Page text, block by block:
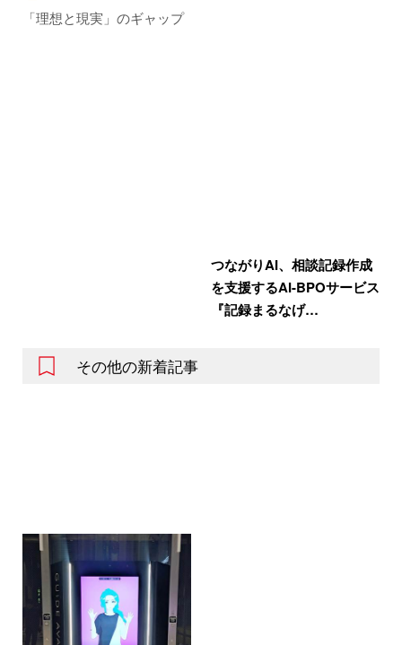
「理想と現実」のギャップ
つながりAI、相談記録作成
を支援するAI-BPOサービス
『記録まるなげ…
その他の新着記事